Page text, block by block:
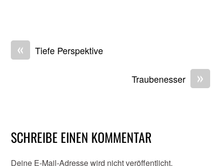
« Tiefe Perspektive
»
Traubenesser
SCHREIBE EINEN KOMMENTAR
Deine E-Mail-Adresse wird nicht veröffentlicht.